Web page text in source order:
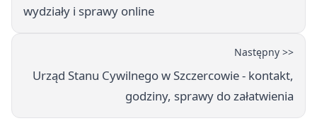
wydziały i sprawy online
Następny >>
Urząd Stanu Cywilnego w Szczercowie - kontakt,
godziny, sprawy do załatwienia